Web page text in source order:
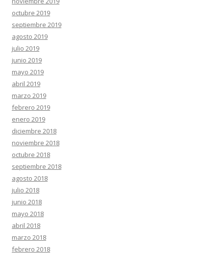
octubre 2019
septiembre 2019
agosto 2019
julio 2019
junio 2019
mayo 2019
abril 2019
marzo 2019
febrero 2019
enero 2019
diciembre 2018
noviembre 2018
octubre 2018
septiembre 2018
agosto 2018
julio 2018
junio 2018
mayo 2018
abril 2018
marzo 2018
febrero 2018